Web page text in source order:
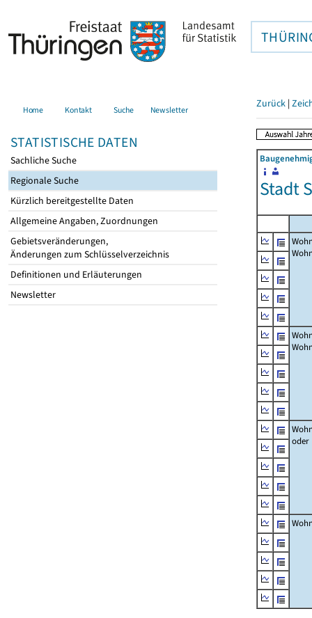
Home Kontakt Suche Newsletter
STATISTISCHE DATEN
Sachliche Suche
Regionale Suche
Kürzlich bereitgestellte Daten
Allgemeine Angaben, Zuordnungen
Gebietsveränderungen,
Änderungen zum Schlüsselverzeichnis
Definitionen und Erläuterungen
Newsletter
Zurück |
Stadt
oder